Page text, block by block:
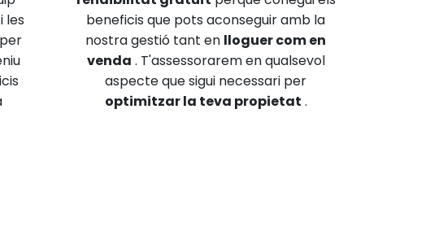
les
beneficis que pots aconseguir amb la
nostra gestió tant en lloguer com en
venda . T'assessorarem en qualsevol
aspecte que sigui necessari per
optimitzar la teva propietat .